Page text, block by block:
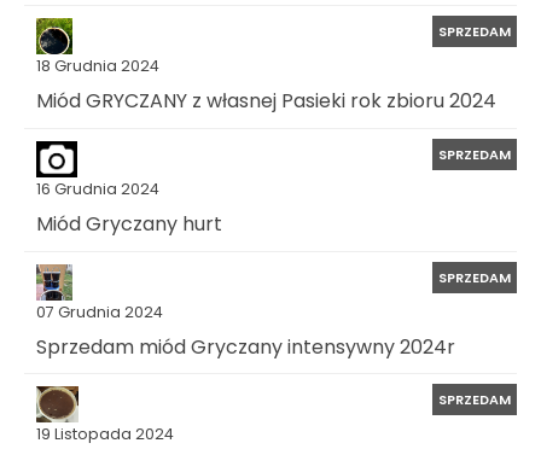
18 Grudnia 2024
SPRZEDAM
Miód GRYCZANY z własnej Pasieki rok zbioru 2024
16 Grudnia 2024
SPRZEDAM
Miód Gryczany hurt
07 Grudnia 2024
SPRZEDAM
Sprzedam miód Gryczany intensywny 2024r
19 Listopada 2024
SPRZEDAM